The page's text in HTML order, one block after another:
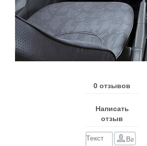
0 отзывов
Написать
отзыв